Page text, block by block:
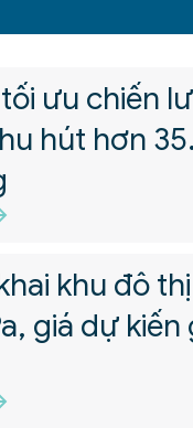
ưu chiến
hút hơn
khu đô
giá dự